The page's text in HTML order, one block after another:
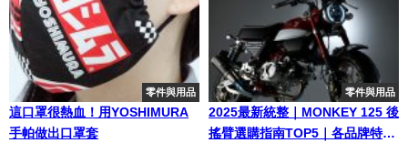
零件與用品
這口罩很熱血！用YOSHIMURA
手帕做出口罩套
零件與用品
2025最新統整｜MONKEY 125 後
搖臂選購指南TOP5｜各品牌特色